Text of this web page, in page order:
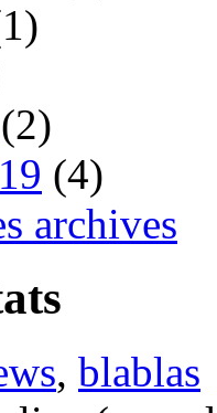
(2)
(4)
archives
, blablas